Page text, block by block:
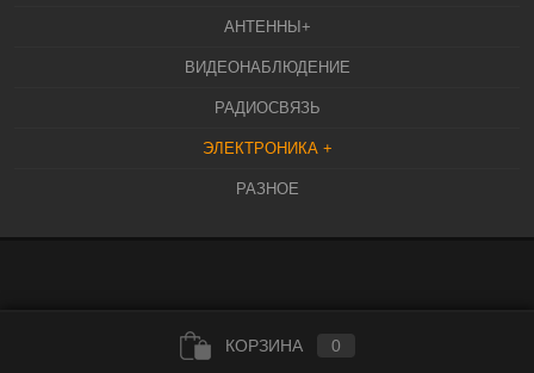
АНТЕННЫ+
ВИДЕОНАБЛЮДЕНИЕ
РАДИОСВЯЗЬ
ЭЛЕКТРОНИКА +
РАЗНОЕ
КОРЗИНА 0